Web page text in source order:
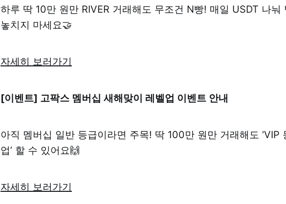
하루 딱 10만 원만 RIVER 거래해도 무조건 N빵! 매일 USDT 나눠
놓치지 마세요🤝
자세히 보러가기
[이벤트] 고팍스 멤버십 새해맞이 레벨업 이벤트 안내
아직 멤버십 일반 등급이라면 주목! 딱 100만 원만 거래해도 ‘VIP
업’ 할 수 있어요🙌
자세히 보러가기